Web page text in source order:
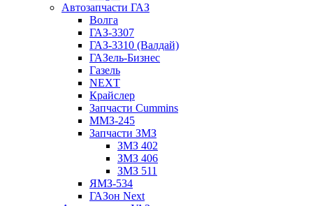
Автозапчасти ГАЗ
Волга
ГАЗ-3307
ГАЗ-3310 (Валдай)
ГАЗель-Бизнес
Газель
NEXT
Крайслер
Запчасти Cummins
ММЗ-245
Запчасти ЗМЗ
ЗМЗ 402
ЗМЗ 406
ЗМЗ 511
ЯМЗ-534
ГАЗон Next